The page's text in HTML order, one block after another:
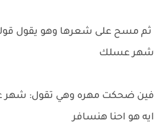
ثم مسح على شعرها وهو يقول
شهر عسلك
فين ضحكت مهره وهي تقول:
ايه هو احنا هنسافر